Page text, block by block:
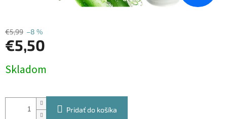
€5,99 –8 %
€5,50
cena:
Skladom
Pridať do košíka